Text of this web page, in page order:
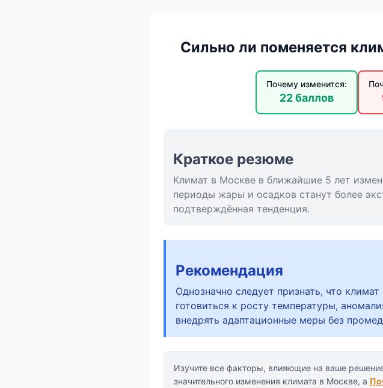
Сильно ли поменяется
Почему изменится:
22 баллов
Краткое резюме
Климат в Москве в ближайшие 5 лет
периоды жары и осадков станут более
подтверждённая тенденция.
Рекомендация
Однозначно следует признать, что
готовиться к росту температуры,
внедрять адаптационные меры без
Изучите все факторы, влияющие на ваше
значительного изменения климата в Москве, а